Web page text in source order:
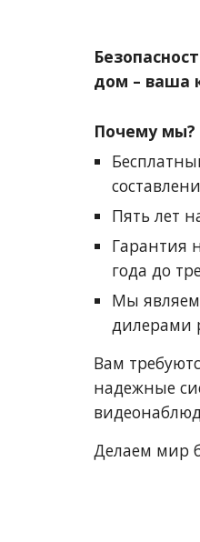
дом – ваша
Почему мы?
Пять лет
Гарантия
года до
Мы
дилерами
Вам
надежные
Делаем мир